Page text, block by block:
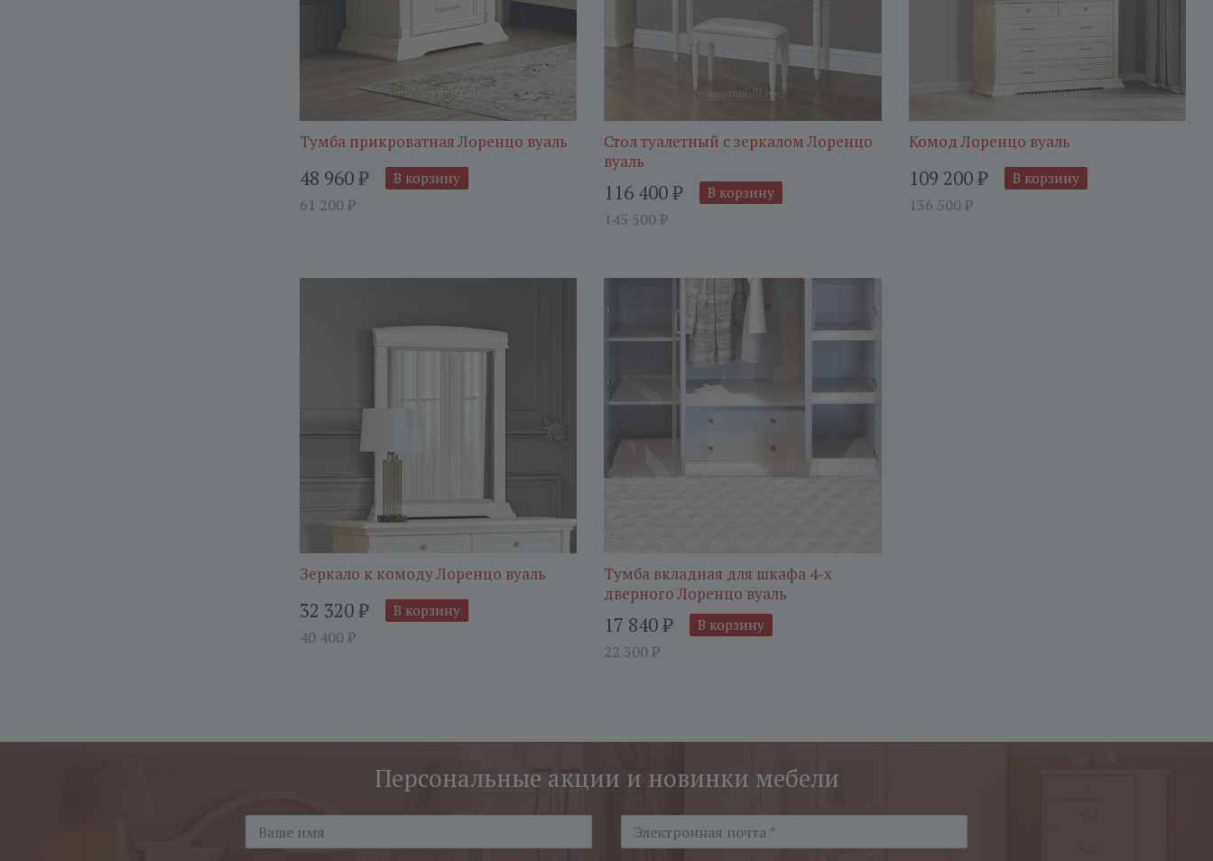
Тумба прикроватная Лоренцо вуаль
48 960₽
61 200 ₽
В корзину
Стол туалетный с зеркалом Лоренцо
вуаль
116 400₽
145 500 ₽
В корзину
Комод Лоренцо вуаль
109 200₽
136 500 ₽
В корзину
Зеркало к комоду Лоренцо вуаль
32 320₽
40 400 ₽
В корзину
Тумба вкладная для шкафа 4-х
дверного Лоренцо вуаль
17 840₽
22 300 ₽
В корзину
Персональные акции и новинки мебели